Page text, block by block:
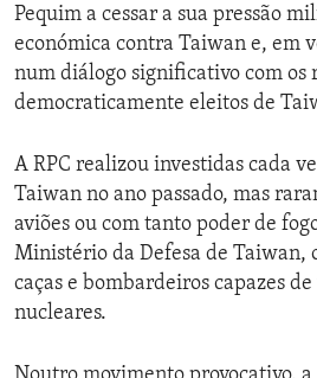
Pequim a cessar a sua pressão
económica contra Taiwan e, em
num diálogo significativo com os
democraticamente eleitos de
A RPC realizou investidas cada
Taiwan no ano passado, mas
aviões ou com tanto poder de
Ministério da Defesa de Taiwan,
caças e bombardeiros capazes
nucleares.